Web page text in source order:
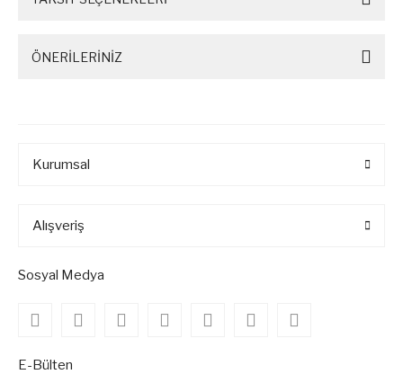
ÖNERİLERİNİZ
Kurumsal
Alışveriş
Sosyal Medya
E-Bülten